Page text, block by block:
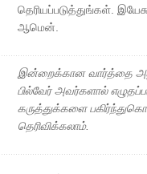
தெரியப்படுத்துங்கள்.
ஆமென்.
இன்றைக்கான வார்த்தை
பில்வேர் அவர்களால்
கருத்துக்களை
தெரிவிக்கலாம்.